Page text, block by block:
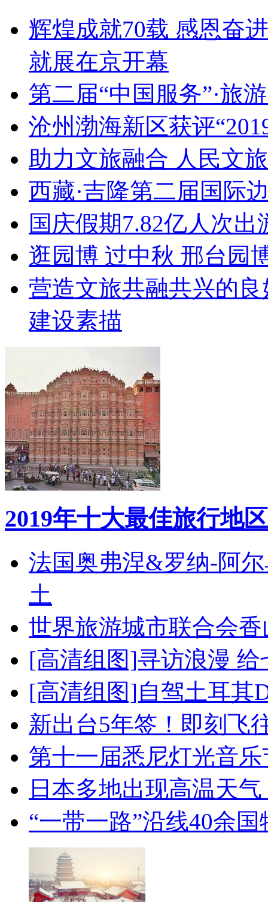
辉煌成就70载 感恩奋
就展在京开幕
第二届“中国服务”·旅
沧州渤海新区获评
助力文旅融合 人民文
西藏·吉隆第二届国际
国庆假期7.82亿人次
逛园博 过中秋 邢台园
营造文旅共融共兴的
建设素描
2019年十大最佳旅行地区
法国奥弗涅&罗纳-阿
土
世界旅游城市联合会
[高清组图]寻访浪漫
[高清组图]自驾土耳其
新出台5年签！即刻飞
第十一届悉尼灯光音
日本多地出现高温天
“一带一路”沿线40余